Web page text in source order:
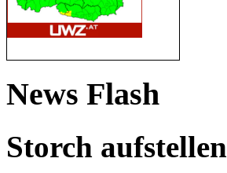
News Flash
Storch aufstellen